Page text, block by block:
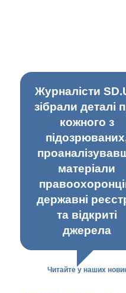
Журналісти
зібрали деталі
кожного з
матеріали
державні
та відкриті
джерела
Читайте у наших